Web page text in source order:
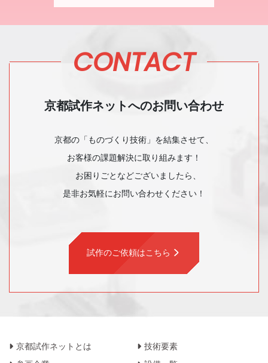
CONTACT
京都試作ネットへのお問い合わせ
京都の「ものづくり技術」を結集させて、
お客様の課題解決に取り組みます！
お困りごとなどございましたら、
是非お気軽にお問い合わせください！
試作のご依頼はこちら
京都試作ネットとは
技術要素